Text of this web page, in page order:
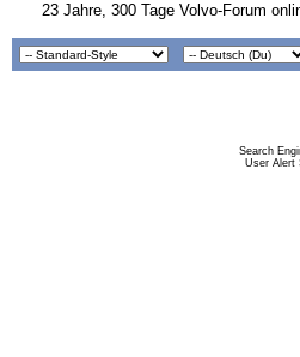
23 Jahre, 300 Tage Volvo-Forum
Search
User Alert